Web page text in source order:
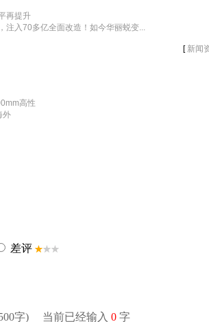
再提升
注入70多亿全面改造！如今华丽蜕变...
[ 新闻
高性
外